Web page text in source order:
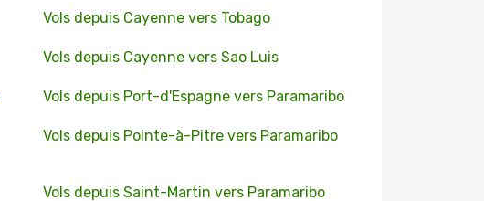
Vols depuis Cayenne vers Tobago
Vols depuis Cayenne vers Sao Luis
Vols depuis Port-d'Espagne vers Paramaribo
Vols depuis Pointe-à-Pitre vers Paramaribo
Vols depuis Saint-Martin vers Paramaribo